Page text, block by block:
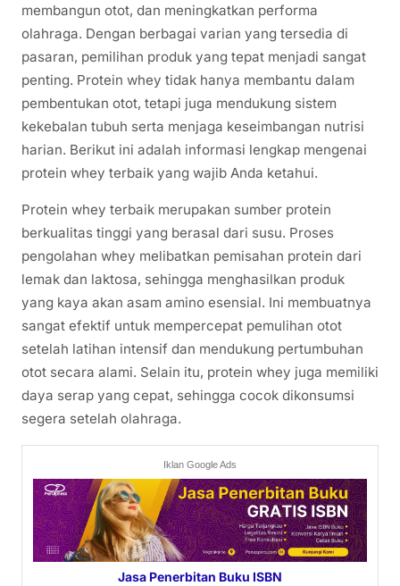
membangun otot, dan meningkatkan performa
olahraga. Dengan berbagai varian yang tersedia di
pasaran, pemilihan produk yang tepat menjadi sangat
penting. Protein whey tidak hanya membantu dalam
pembentukan otot, tetapi juga mendukung sistem
kekebalan tubuh serta menjaga keseimbangan nutrisi
harian. Berikut ini adalah informasi lengkap mengenai
protein whey terbaik yang wajib Anda ketahui.
Protein whey terbaik merupakan sumber protein
berkualitas tinggi yang berasal dari susu. Proses
pengolahan whey melibatkan pemisahan protein dari
lemak dan laktosa, sehingga menghasilkan produk
yang kaya akan asam amino esensial. Ini membuatnya
sangat efektif untuk mempercepat pemulihan otot
setelah latihan intensif dan mendukung pertumbuhan
otot secara alami. Selain itu, protein whey juga memiliki
daya serap yang cepat, sehingga cocok dikonsumsi
segera setelah olahraga.
Iklan Google Ads
Jasa Penerbitan Buku ISBN